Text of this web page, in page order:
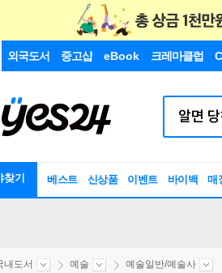
외국도서 중고샵 eBook 크레마클럽
기 베스트 신상품 이벤트 바이백 매
내도서 예술 예술일반/예술사